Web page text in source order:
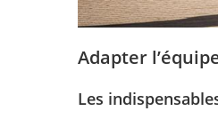
Adapter
Les